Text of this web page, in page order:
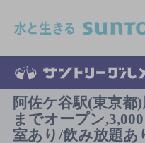
阿佐ケ谷駅(東京都
までオープン
室あり/飲み放題あ